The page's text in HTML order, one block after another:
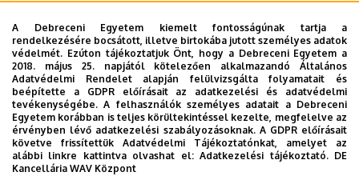
Kar, Biokémiai és Molekuláris Biológiai Intézet
Központi telefonszám, mellék
+36 52 512 900 / 62733
Email
scholtz@med.unideb.hu
Cím
4032 Debrecen Egyetem tér 1
A Debreceni Egyetem kiemelt fontosságúnak tartja a
rendelkezésére bocsátott, illetve birtokába jutott személyes adatok
védelmét. Ezúton tájékoztatjuk Önt, hogy a Debreceni Egyetem a
2018. május 25. napjától kötelezően alkalmazandó Általános
Adatvédelmi Rendelet alapján felülvizsgálta folyamatait és
beépítette a GDPR előírásait az adatkezelési és adatvédelmi
tevékenységébe. A felhasználók személyes adatait a Debreceni
Egyetem korábban is teljes körültekintéssel kezelte, megfelelve az
érvényben lévő adatkezelési szabályozásoknak. A GDPR előírásait
követve frissítettük Adatvédelmi Tájékoztatónkat, amelyet az
alábbi linkre kattintva olvashat el:Adatkezelési tájékoztató. DE
Kancellária WAV Központ